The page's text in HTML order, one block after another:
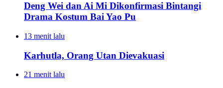
Deng Wei dan Ai Mi Dikonfirmasi Bintangi
Drama Kostum Bai Yao Pu
13 menit lalu
Karhutla, Orang Utan Dievakuasi
21 menit lalu